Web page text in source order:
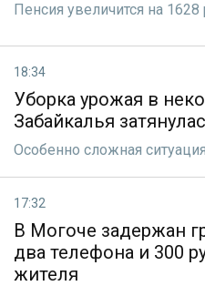
Пенсия увеличится на 1628
18:34
Уборка урожая в
Забайкалья
Особенно сложная
17:32
В Могоче задержан
два телефона и 300
жителя